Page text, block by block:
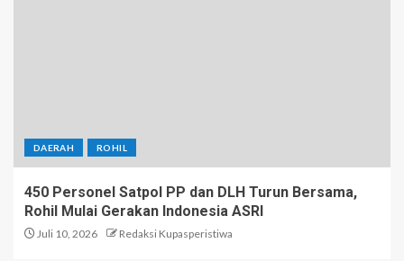
DAERAH ROHIL
450 Personel Satpol PP dan DLH Turun Bersama,
Rohil Mulai Gerakan Indonesia ASRI
Juli 10, 2026 Redaksi Kupasperistiwa